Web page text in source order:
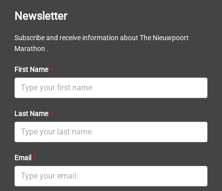
Newsletter
Subscribe and receive information about The Nieuwpoort
Marathon .
First Name*
Last Name*
Email *